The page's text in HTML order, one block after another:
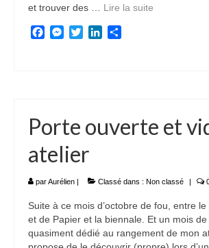
et trouver des … Lire la suite­­
Facebook
Messenger
TwitterLinkedIn
Porte ouverte et
atelier
parAurélien | Classé dans : Non classé |
Suite à ce mois d’octobre de fou, entre le
et de Papier et la biennale. Et un mois
quasiment dédié au rangement de mon